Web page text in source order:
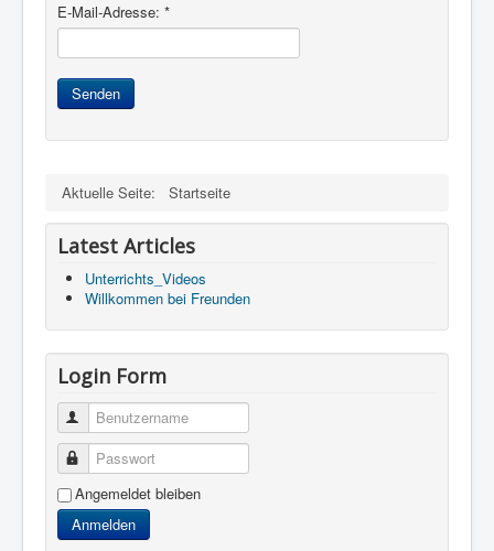
E-Mail-Adresse: *
Senden
Aktuelle Seite: Startseite
Latest Articles
Unterrichts_Videos
Willkommen bei Freunden
Login Form
Benutzername
Passwort
Angemeldet bleiben
Anmelden